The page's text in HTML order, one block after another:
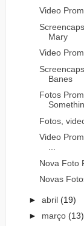
Video
Mary
Video
Banes
Fotos
Fotos,
Video
...
Nova Foto
Novas
► abril (19)
► março (13)